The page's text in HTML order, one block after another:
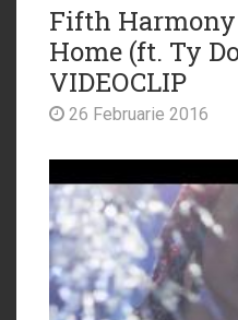
Fifth
Home (ft. Ty
VIDEOCLIP
26 Februarie 2016